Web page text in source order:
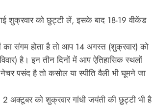
शुक्रवार को छुट्टी लें, इसके बाद 18-19 वीकेंड
संगम होता है तो आप 14 अगस्त (शुक्रवार) को
है। इन तीन दिनों में आप ऐतिहासिक स्थलों
पसंद है तो कसोल या स्पीति वैली भी घूमने जा
अक्टूबर को शुक्रवार गांधी जयंती की छुट्टी भी है